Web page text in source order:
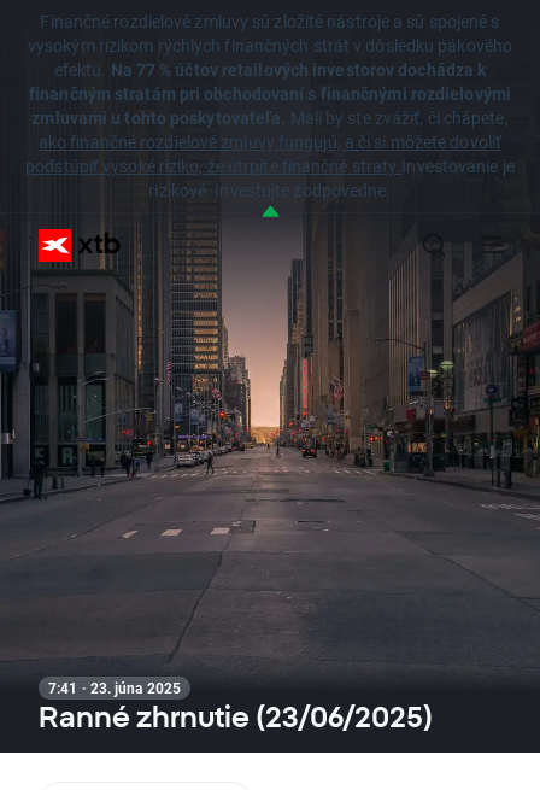
Finančné rozdielové zmluvy sú zložité nástroje a sú spojené s
vysokým rizikom rýchlych finančných strát v dôsledku pákového
efektu. Na 77 % účtov retailových investorov dochádza k
finančným stratám pri obchodovaní s finančnými rozdielovými
zmluvami u tohto poskytovateľa. Mali by ste zvážiť, či chápete,
ako finančné rozdielové zmluvy fungujú, a či si môžete dovoliť
podstúpiť vysoké riziko, že utrpíte finančné straty.Investovanie je
rizikové. Investujte zodpovedne.
7:41 · 23. júna 2025
Ranné zhrnutie (23/06/2025)